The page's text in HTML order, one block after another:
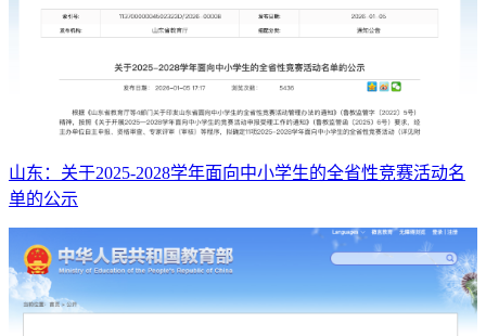
山东：关于2025-2028学年面向中小学生的全省性竞赛活动名
单的公示